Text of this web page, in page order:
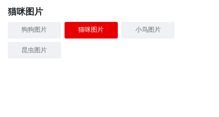
猫咪图片
狗狗图片 猫咪图片 小鸟图片
昆虫图片